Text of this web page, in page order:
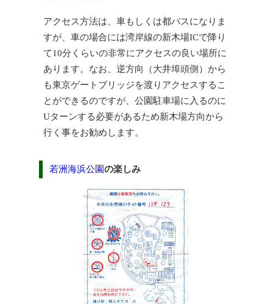
アクセス方法は、車もしくは都バスになりま
すが、車の場合には湾岸線の新木場ICで降り
て10分くらいの非常にアクセスの良い場所に
あります。なお、逆方向（大井埠頭側）から
も東京ゲートブリッジを渡りアクセスするこ
とができるのですが、公園駐車場に入るのに
Uターンする必要があるため新木場方向から
行く事をお勧めします。
若洲海浜公園の楽しみ